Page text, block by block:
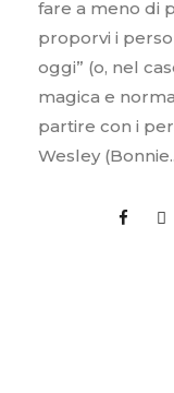
fare a meno di
proporvi i
oggi” (o, nel
magica e
partire con i
Wesley